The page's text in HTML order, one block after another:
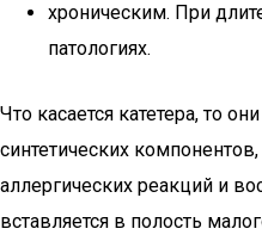
хроническим. При
патологиях.
Что касается катетера, то
синтетических
аллергических реакций и
вставляется в полость